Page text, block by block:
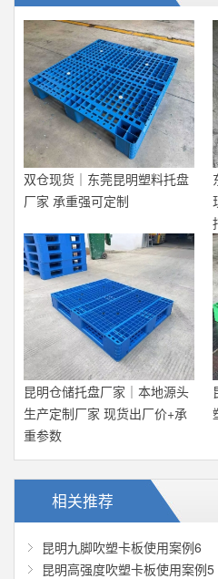
双仓现货｜东莞昆明塑料托盘
厂家 承重强可定制
昆明仓储托盘厂家｜本地源头
生产定制厂家 现货出厂价+承
重参数
相关推荐
昆明九脚吹塑卡板使用案例6
昆明高强度吹塑卡板使用案例5